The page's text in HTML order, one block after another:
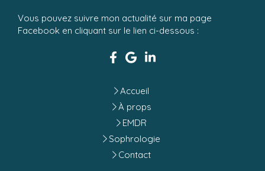
Vous pouvez suivre mon actualité sur ma page
Facebook en cliquant sur le lien ci-dessous :
Accueil
À props
EMDR
Sophrologie
Contact